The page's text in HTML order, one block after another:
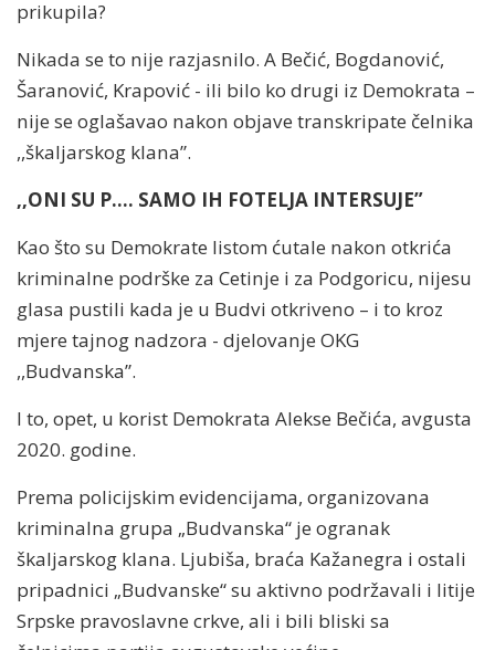
prikupila?
Nikada se to nije razjasnilo. A Bečić, Bogdanović,
Šaranović, Krapović - ili bilo ko drugi iz Demokrata –
nije se oglašavao nakon objave transkripate čelnika
,,škaljarskog klana”.
,,ONI SU P.... SAMO IH FOTELJA INTERSUJE”
Kao što su Demokrate listom ćutale nakon otkrića
kriminalne podrške za Cetinje i za Podgoricu, nijesu
glasa pustili kada je u Budvi otkriveno – i to kroz
mjere tajnog nadzora - djelovanje OKG
,,Budvanska”.
I to, opet, u korist Demokrata Alekse Bečića, avgusta
2020. godine.
Prema policijskim evidencijama, organizovana
kriminalna grupa „Budvanska“ je ogranak
škaljarskog klana. Ljubiša, braća Kažanegra i ostali
pripadnici „Budvanske“ su aktivno podržavali i litije
Srpske pravoslavne crkve, ali i bili bliski sa